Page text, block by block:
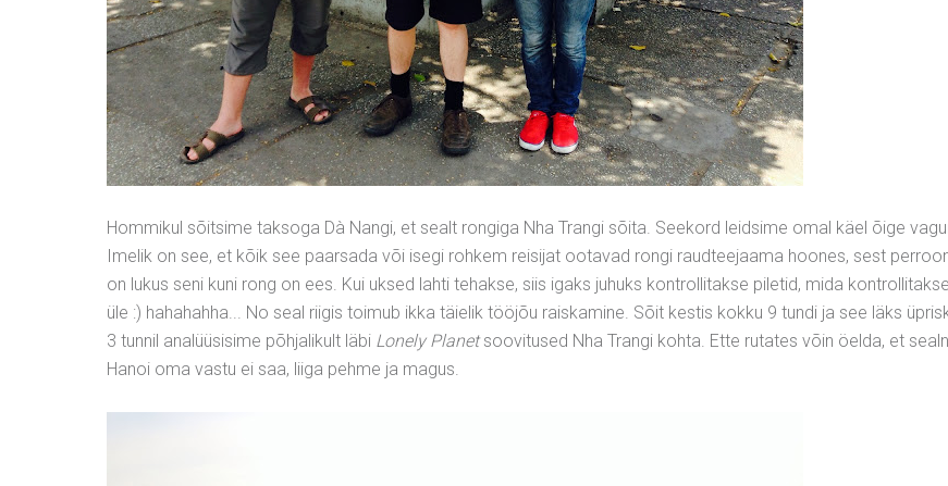
Hommikul sõitsime taksoga Dà Nangi, et sealt rongiga Nha Trangi sõita. Seekord leidsime omal käel õige
Imelik on see, et kõik see paarsada või isegi rohkem reisijat ootavad rongi raudteejaama hoones, sest
on lukus seni kuni rong on ees. Kui uksed lahti tehakse, siis igaks juhuks kontrollitakse piletid, mida
üle :) hahahahha... No seal riigis toimub ikka täielik tööjõu raiskamine. Sõit kestis kokku 9 tundi ja see läks
3 tunnil analüüsisime põhjalikult läbi Lonely Planetsoovitused Nha Trangi kohta. Ette rutates võin öelda, et
Hanoi oma vastu ei saa, liiga pehme ja magus.